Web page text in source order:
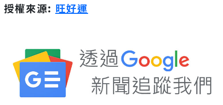
授權來源: 旺好運